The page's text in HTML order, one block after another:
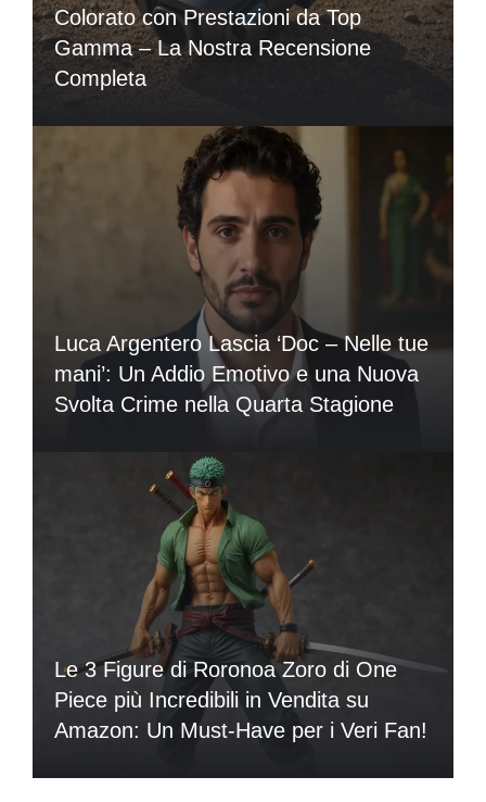
Colorato con Prestazioni da Top
Gamma – La Nostra Recensione
Completa
Luca Argentero Lascia ‘Doc – Nelle tue
mani’: Un Addio Emotivo e una Nuova
Svolta Crime nella Quarta Stagione
Le 3 Figure di Roronoa Zoro di One
Piece più Incredibili in Vendita su
Amazon: Un Must-Have per i Veri Fan!